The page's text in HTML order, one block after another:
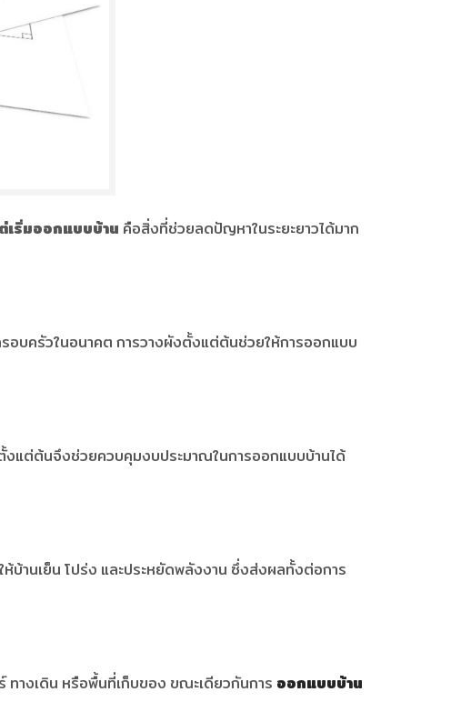
เริ่มออกแบบบ้าน คือสิ่งที่ช่วยลดปัญหาในระยะยาวได้มาก
อบครัวในอนาคต การวางผังตั้งแต่ต้นช่วยให้การออกแบบ
งแต่ต้นจึงช่วยควบคุมงบประมาณในการออกแบบบ้านได้
บ้านเย็น โปร่ง และประหยัดพลังงาน ซึ่งส่งผลทั้งต่อการ
ทางเดิน หรือพื้นที่เก็บของ ขณะเดียวกันการ ออกแบบบ้าน